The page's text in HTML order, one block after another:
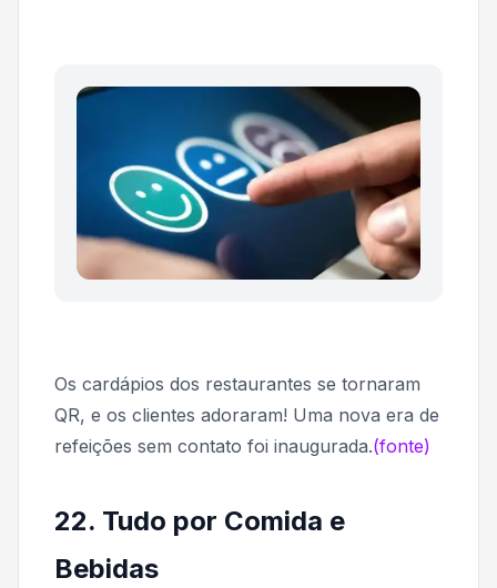
Os cardápios dos restaurantes se tornaram
QR, e os clientes adoraram! Uma nova era de
refeições sem contato foi inaugurada.(fonte)
22. Tudo por Comida e
Bebidas